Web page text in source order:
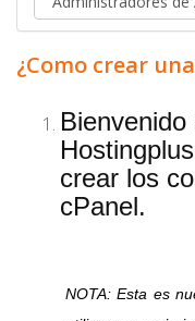
¿Como crear
crear los
cPanel.
NOTA: Esta es